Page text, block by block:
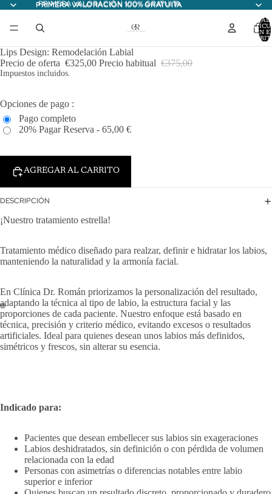
PRIMERA VALORACIÓN 100% GRATUITA
PRIMERA VALORACIÓN 100% GRATUITA
TOTAL
EN
Lips Design: Remodelación Labial
Precio de oferta €325,00 Precio habitual €375,00
Impuestos incluidos.
Opciones de pago :
Pago completo
20% Pagar Reserva - 65,00 €
AGREGAR AL CARRITO
DESCRIPCIÓN
¡Nuestro tratamiento estrella!
Tratamiento médico diseñado para realzar, definir e hidratar los labios,
manteniendo la naturalidad y la armonía facial.
En Clínica Dr. Román priorizamos la personalización del resultado,
adaptando la técnica al tipo de labio, la estructura facial y las
proporciones de cada paciente. Nuestro enfoque está basado en
técnica, precisión y criterio médico, evitando excesos o resultados
artificiales. Ideal para quienes desean unos labios más definidos,
simétricos y frescos, sin alterar su esencia.
Indicado para:
Pacientes que desean embellecer sus labios sin exageraciones
Labios deshidratados, sin definición o con pérdida de volumen
relacionada con la edad
Personas con asimetrías o diferencias notables entre labio
superior e inferior